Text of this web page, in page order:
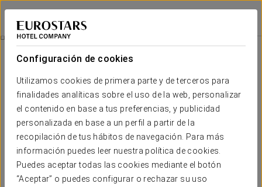
Configuración de cookies
Utilizamos cookies de primera parte y de terceros para
finalidades analíticas sobre el uso de la web, personalizar
el contenido en base a tus preferencias, y publicidad
personalizada en base a un perfil a partir de la
recopilación de tus hábitos de navegación. Para más
información puedes leer nuestra política de cookies.
Puedes aceptar todas las cookies mediante el botón
“Aceptar” o puedes configurar o rechazar su uso
Pousada de Meaño
PONTEVEDRA - MEAÑO
Visita A Bodega Gran Bazan Con Degustación
14 €